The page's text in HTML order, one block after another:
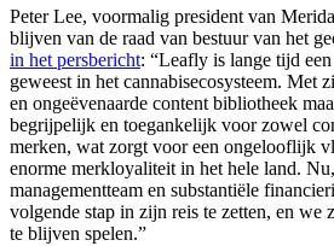
Peter Lee, voormalig president van
blijven van de raad van bestuur van het
in het persbericht: “Leafly is lange tijd
geweest in het cannabisecosysteem. Met
en ongeëvenaarde content bibliotheek
begrijpelijk en toegankelijk voor zowel
merken, wat zorgt voor een ongelooflijk
enorme merkloyaliteit in het hele land.
managementteam en substantiële
volgende stap in zijn reis te zetten, en we
te blijven spelen.”